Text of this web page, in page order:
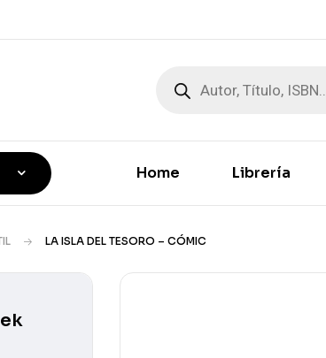
Home Librería
LA ISLA DEL TESORO – CÓMIC